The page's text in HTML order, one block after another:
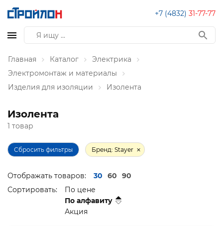
+7 (4832) 31-77-77
Главная Каталог
Электрика
Электромонтаж и материалы
Изделия для изоляции
Изолента
Изолента
1 товар
Сбросить фильтры Бренд: Stayer
Отображать товаров: 30 60
90
Сортировать:
По цене
По алфавиту
Акция